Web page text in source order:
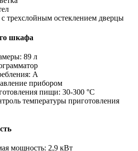
трехслойным остеклением дверцы
шкафа
89 л
A
прибором
пищи: 30-300 °C
температуры приготовления
мощность: 2,9 кВт